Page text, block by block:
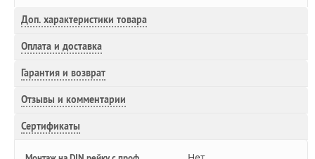
Доп. характеристики товара
Оплата и доставка
Гарантия и возврат
Отзывы и комментарии
Сертификаты